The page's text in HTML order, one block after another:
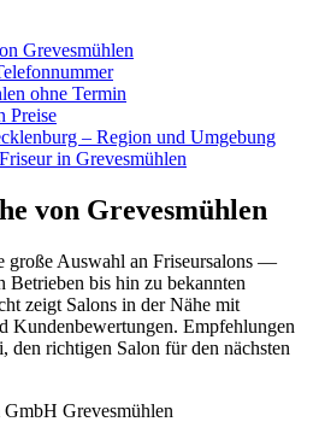
Grevesmühlen
ohne Termin
Preise
– Region und Umgebung
in Grevesmühlen
von Grevesmühlen
große Auswahl an Friseursalons —
Betrieben bis hin zu bekannten
zeigt Salons in der Nähe mit
Kundenbewertungen. Empfehlungen
den richtigen Salon für den nächsten
Grevesmühlen